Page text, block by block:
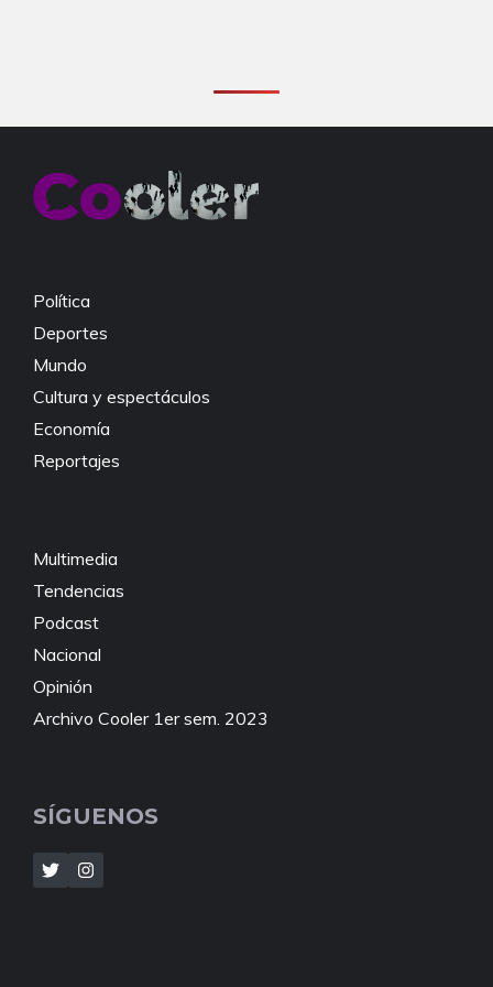
Política
Deportes
Mundo
Cultura y espectáculos
Economía
Reportajes
Multimedia
Tendencias
Podcast
Nacional
Opinión
Archivo Cooler 1er sem. 2023
SÍGUENOS